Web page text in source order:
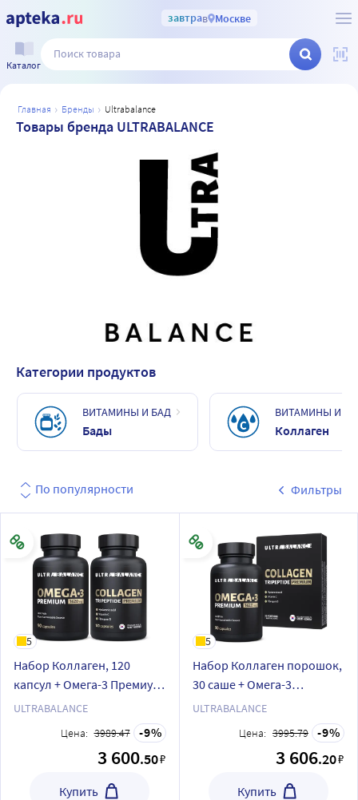
завтрав Москве
Каталог
главная бренды ultrabalance
Товары бренда ULTRABALANCE
Категории продуктов
ВИТАМИНЫ И БАД
Бады
ВИТАМИНЫ И
Коллаген
По популярности Фильтры
5
Набор Коллаген, 120
капсул + Омега-3 Премиум,
90 капсул
ULTRABALANCE
Цена: 3989.47 9
3 600.50₽
Купить
5
Набор Коллаген порошок,
30 саше + Омега-3
Премиум, 90 капсул
ULTRABALANCE
Цена: 3995.79 9
3 606.20₽
Купить